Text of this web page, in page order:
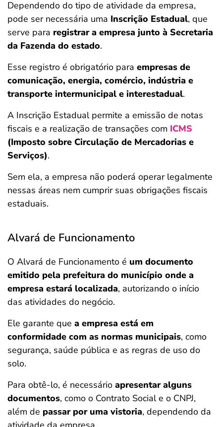
Dependendo do tipo de atividade da empresa,
pode ser necessária uma Inscrição Estadual, que
serve para registrar a empresa junto à Secretaria
da Fazenda do estado.
Esse registro é obrigatório para empresas de
comunicação, energia, comércio, indústria e
transporte intermunicipal e interestadual.
A Inscrição Estadual permite a emissão de notas
fiscais e a realização de transações com ICMS
(Imposto sobre Circulação de Mercadorias e
Serviços).
Sem ela, a empresa não poderá operar legalmente
nessas áreas nem cumprir suas obrigações fiscais
estaduais.
Alvará de Funcionamento
O Alvará de Funcionamento é um documento
emitido pela prefeitura do município onde a
empresa estará localizada, autorizando o início
das atividades do negócio.
Ele garante que a empresa está em
conformidade com as normas municipais, como
segurança, saúde pública e as regras de uso do
solo.
Para obtê-lo, é necessário apresentar alguns
documentos, como o Contrato Social e o CNPJ,
além de passar por uma vistoria, dependendo da